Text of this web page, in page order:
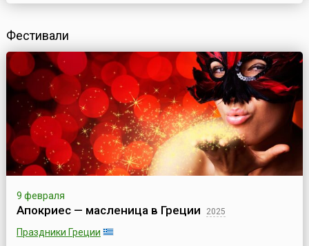
Фестивали
9 февраля
Апокриес — масленица в Греции 2025
Праздники Греции